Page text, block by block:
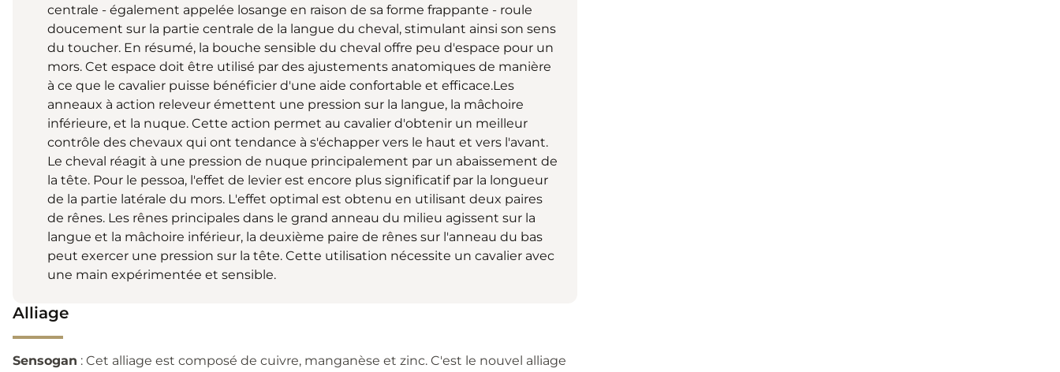
centrale - également appelée losange en raison de sa forme frappante - roule
doucement sur la partie centrale de la langue du cheval, stimulant ainsi son sens
du toucher. En résumé, la bouche sensible du cheval offre peu d'espace pour un
mors. Cet espace doit être utilisé par des ajustements anatomiques de manière
à ce que le cavalier puisse bénéficier d'une aide confortable et efficace.Les
anneaux à action releveur émettent une pression sur la langue, la mâchoire
inférieure, et la nuque. Cette action permet au cavalier d'obtenir un meilleur
contrôle des chevaux qui ont tendance à s'échapper vers le haut et vers l'avant.
Le cheval réagit à une pression de nuque principalement par un abaissement de
la tête. Pour le pessoa, l'effet de levier est encore plus significatif par la longueur
de la partie latérale du mors. L'effet optimal est obtenu en utilisant deux paires
de rênes. Les rênes principales dans le grand anneau du milieu agissent sur la
langue et la mâchoire inférieur, la deuxième paire de rênes sur l'anneau du bas
peut exercer une pression sur la tête. Cette utilisation nécessite un cavalier avec
une main expérimentée et sensible.
Alliage
Sensogan : Cet alliage est composé de cuivre, manganèse et zinc. C'est le nouvel alliage